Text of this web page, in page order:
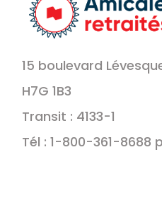
15 boulevard
H7G 1B3
Transit : 4133-1
Tél : 1-800-361-8688